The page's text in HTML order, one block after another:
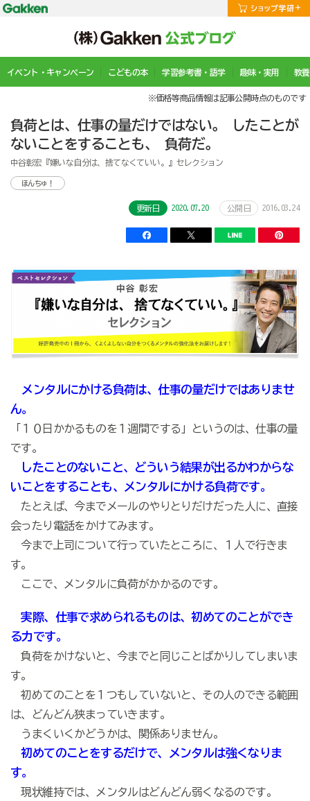
イベント・キャンペーン こどもの本 学習参考書・語学 趣味・実用 教
※価格等商品情報は記事公開時点のものです
負荷とは、仕事の量だけではない。 したことが
ないことをすることも、 負荷だ。
中谷彰宏『嫌いな自分は、捨てなくていい。』セレクション
ほんちゅ！
更新日 2020.07.20 公開日 2016.03.24
メンタルにかける負荷は、仕事の量だけではありませ
ん。
「１０日かかるものを１週間でする」というのは、仕事の量
です。
したことのないこと、どういう結果が出るかわからな
いことをすることも、メンタルにかける負荷です。
たとえば、今までメールのやりとりだけだった人に、直接
会ったり電話をかけてみます。
今まで上司について行っていたところに、１人で行きま
す。
ここで、メンタルに負荷がかかるのです。
実際、仕事で求められるものは、初めてのことができ
る力です。
負荷をかけないと、今までと同じことばかりしてしまいま
す。
初めてのことを１つもしていないと、その人のできる範囲
は、どんどん狭まっていきます。
うまくいくかどうかは、関係ありません。
初めてのことをするだけで、メンタルは強くなりま
す。
現状維持では、メンタルはどんどん弱くなるのです。